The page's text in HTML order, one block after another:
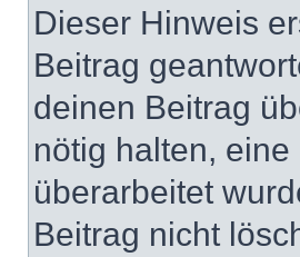
Dieser Hinweis
Beitrag
deinen Beitrag
nötig halten,
überarbeitet
Beitrag nicht